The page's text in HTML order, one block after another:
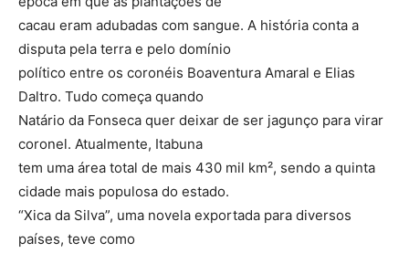
cacau eram adubadas com sangue. A história conta a
disputa pela terra e pelo domínio
político entre os coronéis Boaventura Amaral e Elias
Daltro. Tudo começa quando
Natário da Fonseca quer deixar de ser jagunço para virar
coronel. Atualmente, Itabuna
tem uma área total de mais 430 mil km², sendo a quinta
cidade mais populosa do estado.
“Xica da Silva”, uma novela exportada para diversos
países, teve como